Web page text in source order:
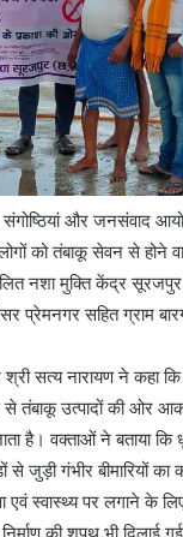
और जनसंवाद
को तंबाकू सेवन से होने
नशा मुक्ति केंद्र
प्रेमनगर सहित ग्राम
श्री सत्य नारायण ने कहा
तंबाकू उत्पादों की ओर
है। वक्ताओं ने बताया
गंभीर बीमारियों
स्वास्थ्य पर लगाने के